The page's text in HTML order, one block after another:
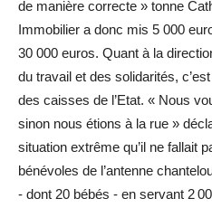
de manière correcte » tonne
Immobilier a donc mis 5 000
30 000 euros. Quant à la
du travail et des solidarités,
des caisses de l’Etat. « Nous
sinon nous étions à la rue »
situation extrême qu’il ne fallait
bénévoles de l’antenne
- dont 20 bébés - en servant 2